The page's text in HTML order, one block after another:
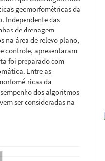
geomorfométricas da
Independente das
de drenagem
na área de relevo plano,
controle, apresentaram
foi preparado com
Entre as
da
dos algoritmos
ser consideradas na